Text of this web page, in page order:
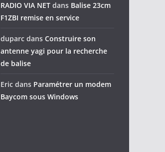
RADIO VIA NET dans Balise 23cm
F1ZBI remise en service
duparc dans Construire son
antenne yagi pour la recherche
de balise
Eric dans Paramétrer un modem
Baycom sous Windows